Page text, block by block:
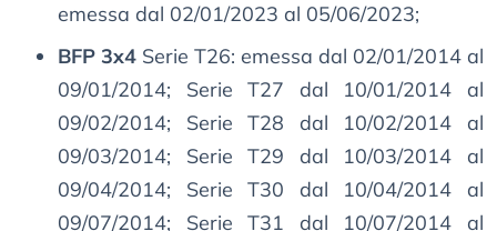
emessa dal 02/01/2023 al 05/06/2023;
BFP 3x4 Serie T26: emessa dal 02/01/2014 al
09/01/2014; Serie T27 dal 10/01/2014 al
09/02/2014; Serie T28 dal 10/02/2014 al
09/03/2014; Serie T29 dal 10/03/2014 al
09/04/2014; Serie T30 dal 10/04/2014 al
09/07/2014; Serie T31 dal 10/07/2014 al